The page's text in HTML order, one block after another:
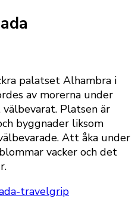
palatset Alhambra i
av morerna under
Platsen är
byggnader liksom
Att åka under
vacker och det